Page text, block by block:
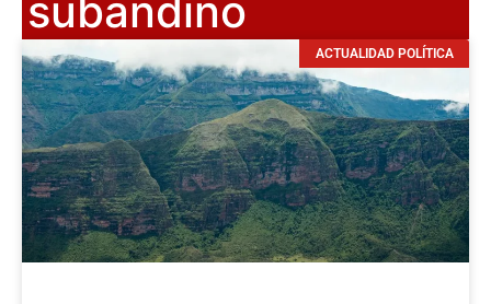
subandino
ACTUALIDAD POLÍTICA